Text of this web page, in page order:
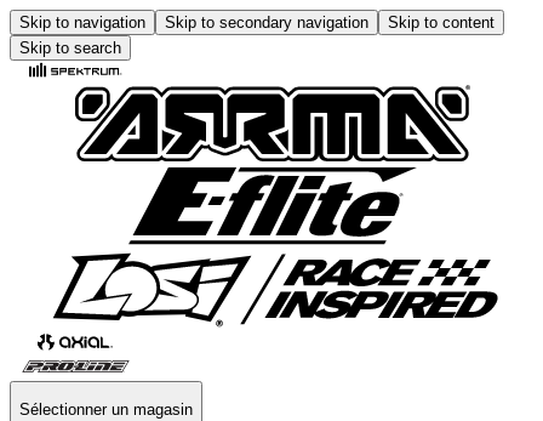
Skip to navigation Skip to secondary navigation
Skip to content
Skip to search
Sélectionner un magasin